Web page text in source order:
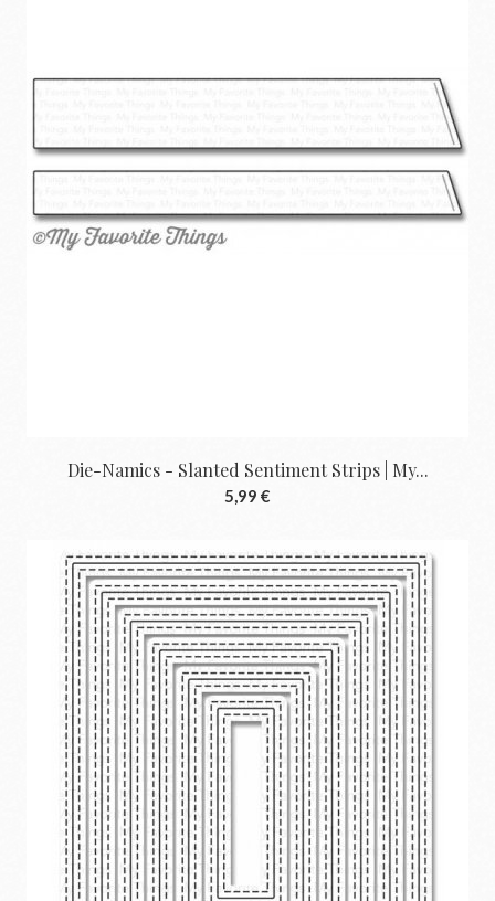
Die-Namics - Slanted Sentiment Strips | My...
5,99 €